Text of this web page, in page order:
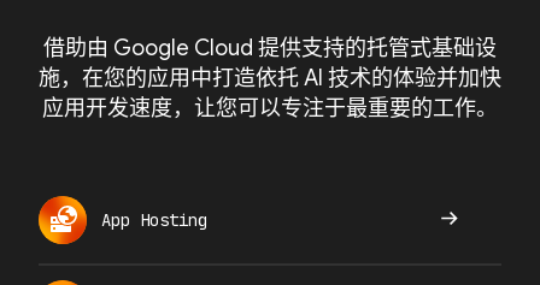
借助由 Google Cloud 提供支持的托管式基础设
施，在您的应用中打造依托 AI 技术的体验并加快
应用开发速度，让您可以专注于最重要的工作。
App Hosting